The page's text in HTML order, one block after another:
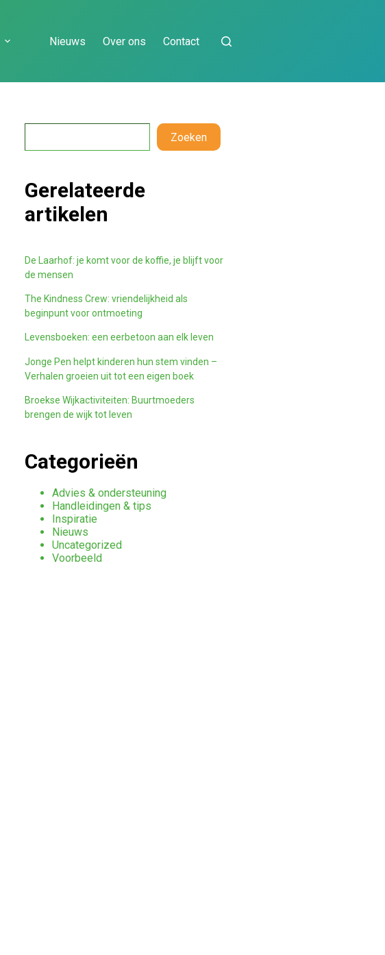
Nieuws Over ons Contact
Zoeken
Gerelateerde
artikelen
De Laarhof: je komt voor de koffie, je blijft voor
de mensen
The Kindness Crew: vriendelijkheid als
beginpunt voor ontmoeting
Levensboeken: een eerbetoon aan elk leven
Jonge Pen helpt kinderen hun stem vinden –
Verhalen groeien uit tot een eigen boek
Broekse Wijkactiviteiten: Buurtmoeders
brengen de wijk tot leven
Categorieën
Advies & ondersteuning
Handleidingen & tips
Inspiratie
Nieuws
Uncategorized
Voorbeeld